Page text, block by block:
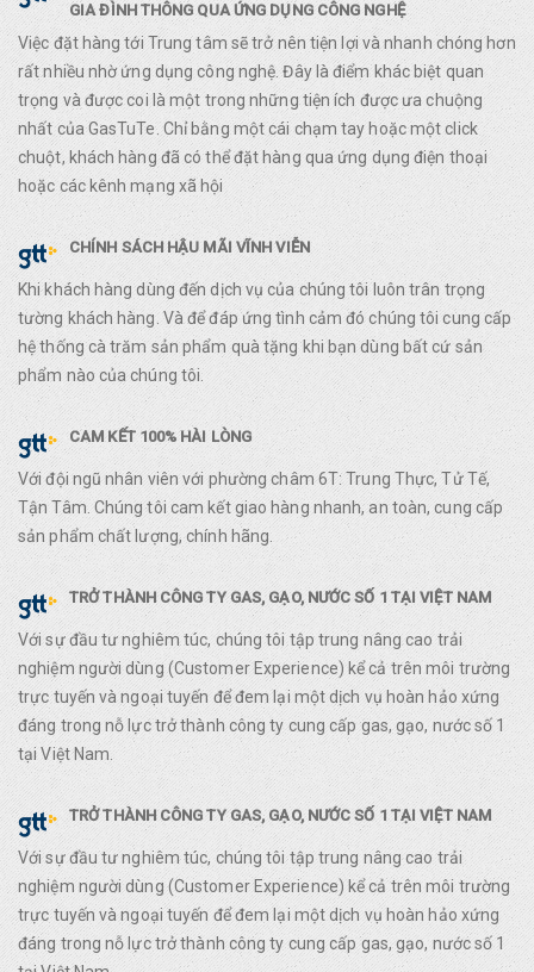
GIA ĐÌNH THÔNG QUA ỨNG DỤNG CÔNG NGHỆ
Việc đặt hàng tới Trung tâm sẽ trở nên tiện lợi và nhanh chóng hơn
rất nhiều nhờ ứng dụng công nghệ. Đây là điểm khác biệt quan
trọng và được coi là một trong những tiện ích được ưa chuộng
nhất của GasTuTe. Chỉ bằng một cái chạm tay hoặc một click
chuột, khách hàng đã có thể đặt hàng qua ứng dụng điện thoại
hoặc các kênh mạng xã hội
CHÍNH SÁCH HẬU MÃI VĨNH VIỄN
Khi khách hàng dùng đến dịch vụ của chúng tôi luôn trân trọng
tường khách hàng. Và để đáp ứng tình cảm đó chúng tôi cung cấp
hệ thống cà trăm sản phẩm quà tặng khi bạn dùng bất cứ sản
phẩm nào của chúng tôi.
CAM KẾT 100% HÀI LÒNG
Với đội ngũ nhân viên với phường châm 6T: Trung Thực, Tử Tế,
Tận Tâm. Chúng tôi cam kết giao hàng nhanh, an toàn, cung cấp
sản phẩm chất lượng, chính hãng.
TRỞ THÀNH CÔNG TY GAS, GẠO, NƯỚC SỐ 1 TẠI VIỆT NAM
Với sự đầu tư nghiêm túc, chúng tôi tập trung nâng cao trải
nghiệm người dùng (Customer Experience) kể cả trên môi trường
trực tuyến và ngoại tuyến để đem lại một dịch vụ hoàn hảo xứng
đáng trong nỗ lực trở thành công ty cung cấp gas, gạo, nước số 1
tại Việt Nam.
TRỞ THÀNH CÔNG TY GAS, GẠO, NƯỚC SỐ 1 TẠI VIỆT NAM
Với sự đầu tư nghiêm túc, chúng tôi tập trung nâng cao trải
nghiệm người dùng (Customer Experience) kể cả trên môi trường
trực tuyến và ngoại tuyến để đem lại một dịch vụ hoàn hảo xứng
đáng trong nỗ lực trở thành công ty cung cấp gas, gạo, nước số 1